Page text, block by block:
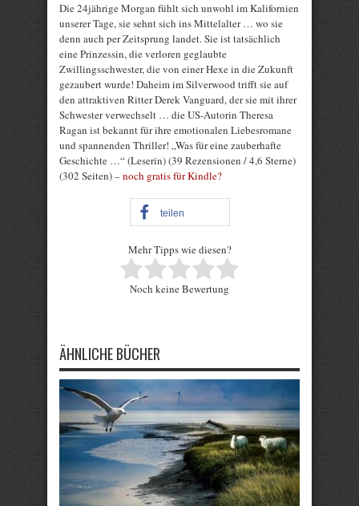
Die 24jährige Morgan fühlt sich unwohl im Kalifornien
unserer Tage, sie sehnt sich ins Mittelalter … wo sie
denn auch per Zeitsprung landet. Sie ist tatsächlich
eine Prinzessin, die verloren geglaubte
Zwillingsschwester, die von einer Hexe in die Zukunft
gezaubert wurde! Daheim im Silverwood trifft sie auf
den attraktiven Ritter Derek Vanguard, der sie mit ihrer
Schwester verwechselt … die US-Autorin Theresa
Ragan ist bekannt für ihre emotionalen Liebesromane
und spannenden Thriller! „Was für eine zauberhafte
Geschichte …“ (Leserin) (39 Rezensionen / 4,6 Sterne)
(302 Seiten) –noch gratis für Kindle?
teilen
Mehr Tipps wie diesen?
Rate this item:
Noch keine Bewertung
ÄHNLICHE BÜCHER